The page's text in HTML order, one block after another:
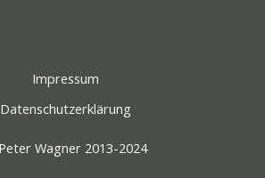
Impressum
Datenschutzerklärung
Wagner 2013-2024